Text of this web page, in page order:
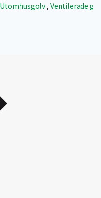
Utomhusgolv, Ventilerade